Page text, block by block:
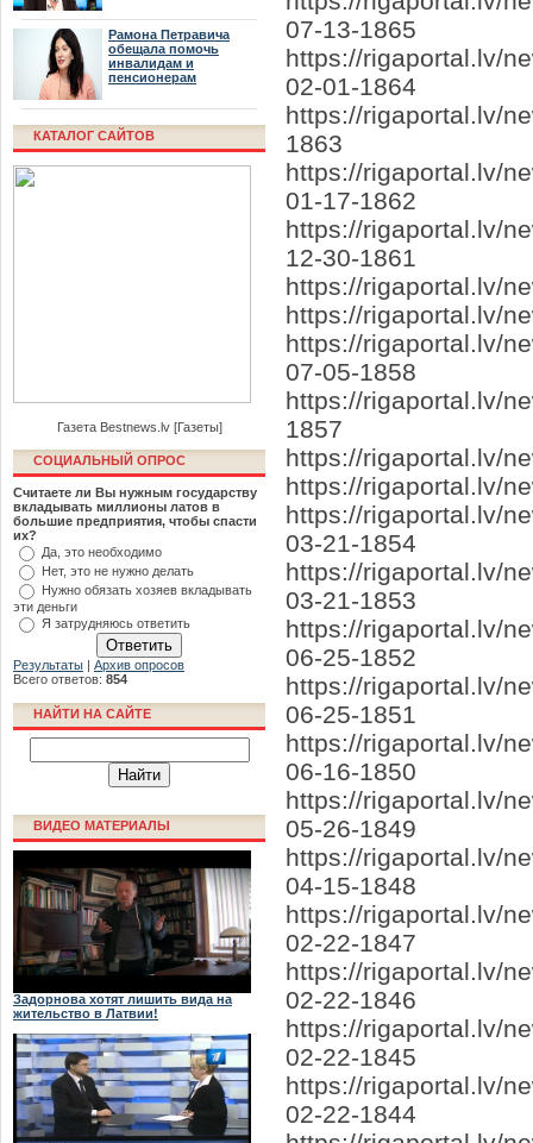
Рамона Петравича
обещала помочь
инвалидам и
пенсионерам
КАТАЛОГ САЙТОВ
Газета Bestnews.lv [Газеты]
СОЦИАЛЬНЫЙ ОПРОС
Считаете ли Вы нужным государству
вкладывать миллионы латов в
большие предприятия, чтобы спасти
их?
Да, это необходимо
Нет, это не нужно делать
Нужно обязать хозяев вкладывать
эти деньги
Я затрудняюсь ответить
Результаты | Архив опросов
Всего ответов: 854
НАЙТИ НА САЙТЕ
ВИДЕО МАТЕРИАЛЫ
Задорнова хотят лишить вида на
жительство в Латвии!
07-13-1865
https://rigaportal.lv/
02-01-1864
https://rigaportal.lv/
1863
https://rigaportal.lv/
01-17-1862
https://rigaportal.lv/
12-30-1861
https://rigaportal.lv/
https://rigaportal.lv/
https://rigaportal.lv/
07-05-1858
https://rigaportal.lv/
1857
https://rigaportal.lv/
https://rigaportal.lv/
https://rigaportal.lv/
03-21-1854
https://rigaportal.lv/
03-21-1853
https://rigaportal.lv/
06-25-1852
https://rigaportal.lv/
06-25-1851
https://rigaportal.lv/
06-16-1850
https://rigaportal.lv/
05-26-1849
https://rigaportal.lv/
04-15-1848
https://rigaportal.lv/
02-22-1847
https://rigaportal.lv/
02-22-1846
https://rigaportal.lv/
02-22-1845
https://rigaportal.lv/
02-22-1844